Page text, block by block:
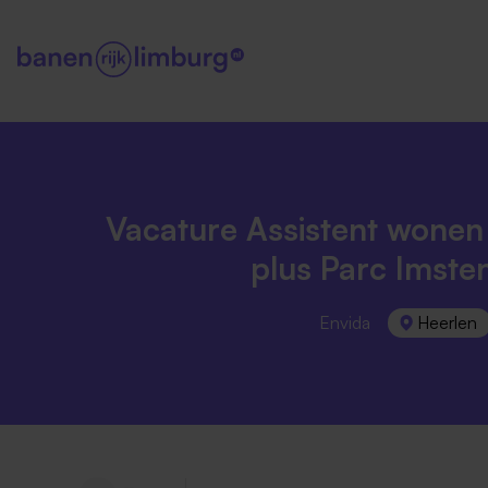
Vacature Assistent
plus Parc
Envida Heerlen